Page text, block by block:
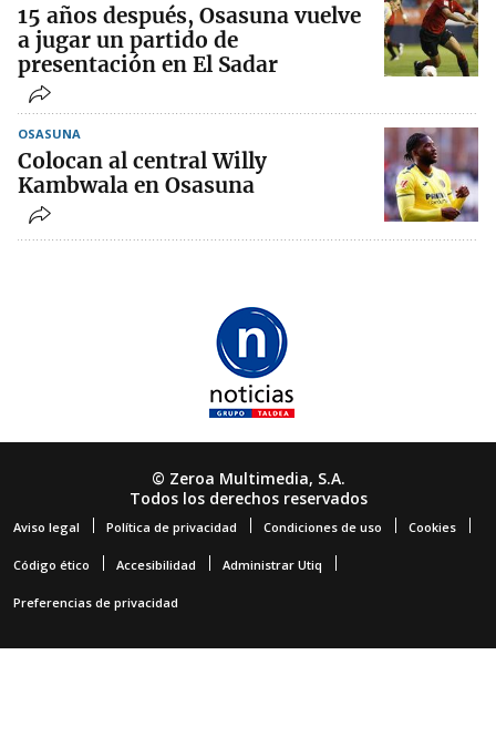
15 años después, Osasuna vuelve
a jugar un partido de
presentación en El Sadar
OSASUNA
Colocan al central Willy
Kambwala en Osasuna
© Zeroa Multimedia, S.A.
Todos los derechos reservados
Aviso legal Política de privacidad Condiciones de uso Cookies
Código ético Accesibilidad Administrar Utiq
Preferencias de privacidad